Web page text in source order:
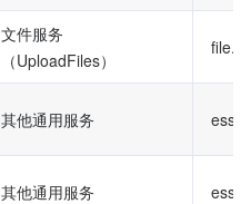
文件服务
（UploadFiles）
其他通用服务
其他通用服务